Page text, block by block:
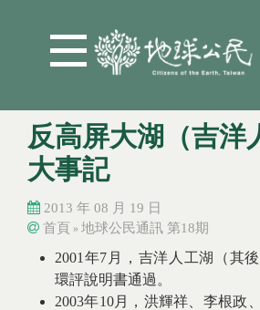
反高屏大湖（吉洋
大事記
2013 年 08 月 19 日
您在這裡
首頁 » 地球公民通訊 第18期
您在這裡
2001年7月，吉洋人工湖（其
環評說明書通過。
2003年10月，洪輝祥、李根政